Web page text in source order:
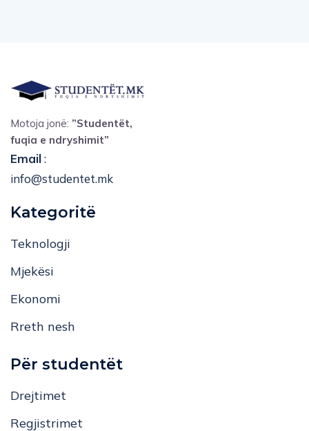
Motoja jonë: ”Studentët,
fuqia e ndryshimit”
Email:
info@studentet.mk
Kategoritë
Teknologji
Mjekësi
Ekonomi
Rreth nesh
Për studentët
Drejtimet
Regjistrimet